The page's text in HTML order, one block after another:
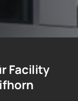
Facility